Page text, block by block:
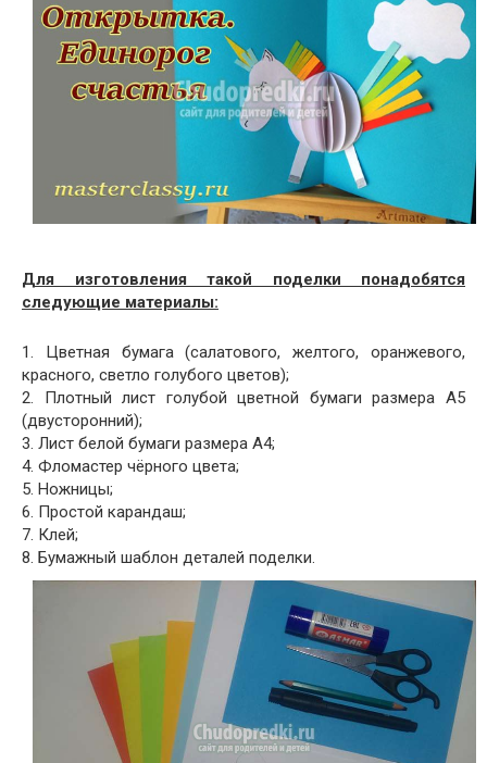
Для изготовления такой поделки понадобятся
следующие материалы:
1. Цветная бумага (салатового, желтого, оранжевого,
красного, светло голубого цветов);
2. Плотный лист голубой цветной бумаги размера А5
(двусторонний);
3. Лист белой бумаги размера А4;
4. Фломастер чёрного цвета;
5. Ножницы;
6. Простой карандаш;
7. Клей;
8. Бумажный шаблон деталей поделки.